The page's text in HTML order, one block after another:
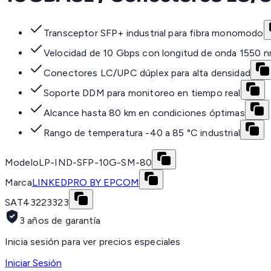
Transceptor SFP+ industrial para fibra monomodo
Velocidad de 10 Gbps con longitud de onda 1550
Conectores LC/UPC dúplex para alta densidad
Soporte DDM para monitoreo en tiempo real
Alcance hasta 80 km en condiciones óptimas
Rango de temperatura -40 a 85 °C industrial
ModeloLP-IND-SFP-10G-SM-80
MarcaLINKEDPRO BY EPCOM
SAT43223323
3 años de garantía
Inicia sesión para ver precios especiales
Iniciar Sesión